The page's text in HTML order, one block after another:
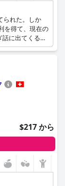
られた。しか
を得て、現在の
に出てくるよ
スの山脈の霜が
からドラゴン
$217 から